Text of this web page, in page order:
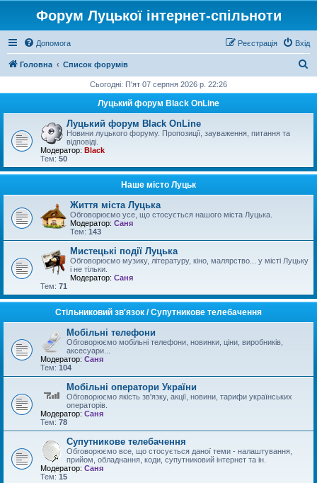
Форум Луцької інтернет-спільноти
Допомога Вхід
Реєстрація
Головна Список форумів
у
Сьогодні: П'ят 07 серпня 2026 р. 22:26
Луцький форум Black OnLine
Луцький форум Black OnLine
Новини луцького форуму. Пропозиції, зауваження, питання та
відповіді.
Модератор: Black
Тем: 50
Наше місто Луцьк
Життя міста Луцька
Обговорюємо усе, що стосується нашого міста Луцька.
Модератор: Саня
Тем: 143
Мистецькі події Луцька
Обговорюємо музику, літературу, кіно, малярство... у місті Луцьку
і не тільки.
Модератор: Саня
Тем: 71
Стільниковий зв'язок / Супутникове телебачення
Мобільні телефони
Обговорюємо мобільні телефони, новинки, ціни, виробників,
аксесуари...
Модератор: Саня
Тем: 104
Мобільні оператори України
Обговорюємо якість зв'язку, акції, новини, тарифи українських
операторів.
Модератор: Саня
Тем: 78
Супутникове телебачення
Обговорюємо все, що стосується даної теми - налаштування,
прийом, обладнання, коди, супутниковий інтернет та ін.
Модератор: Саня
Тем: 15